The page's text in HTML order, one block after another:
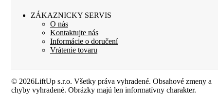
ZÁKAZNICKY SERVIS
O nás
Kontaktujte nás
Informácie o doručení
Vrátenie tovaru
© 2026LiftUp s.r.o. Všetky práva vyhradené. Obsahové zmeny a
chyby vyhradené. Obrázky majú len informatívny charakter.